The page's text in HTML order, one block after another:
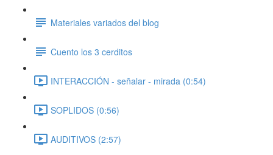
Materiales variados del blog
Cuento los 3 cerditos
INTERACCIÓN - señalar - mirada (0:54)
SOPLIDOS (0:56)
AUDITIVOS (2:57)